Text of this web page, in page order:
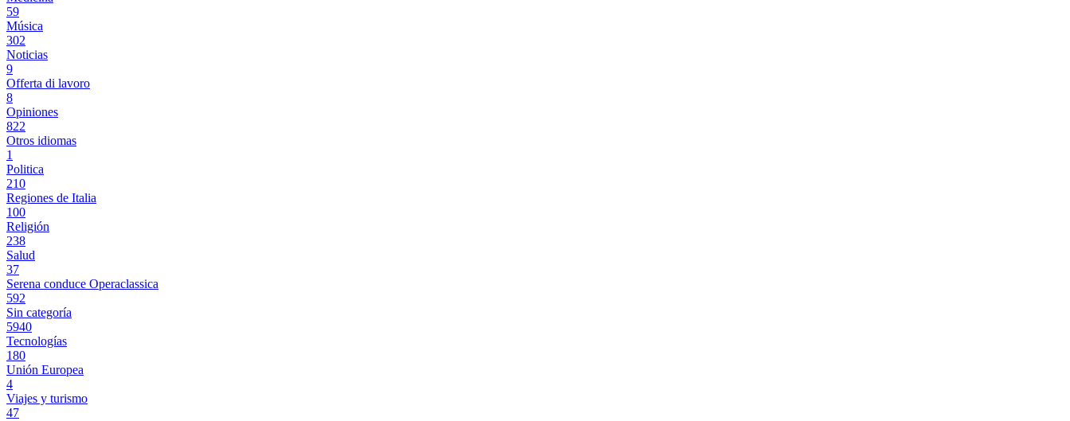
59
Música
302
Noticias
9
Offerta di lavoro
8
Opiniones
822
Otros idiomas
1
Politica
210
Regiones de Italia
100
Religión
238
Salud
37
Serena conduce Operaclassica
592
Sin categoría
5940
Tecnologías
180
Unión Europea
4
Viajes y turismo
47